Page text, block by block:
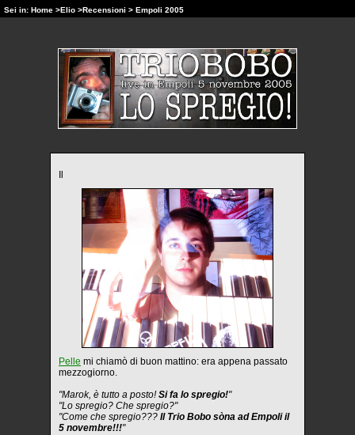
Sei in: Home >Elio >Recensioni > Empoli 2005
Pelle mi chiamò di buon mattino: era appena passato
mezzogiorno.
"Marok, è tutto a posto!Si fa lo spregio!"
"Lo spregio? Che spregio?"
"Come che spregio??? Il Trio Bobo sòna ad Empoli il
5 novembre!!!"